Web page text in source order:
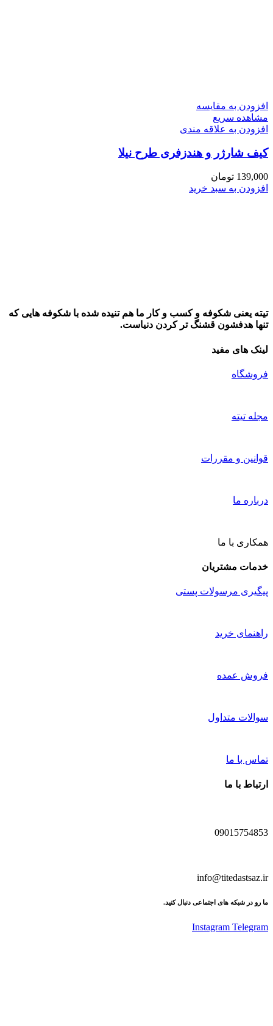
افزودن به مقایسه
مشاهده سریع
افزودن به علاقه مندی
کیف شارژر و هندزفری طرح نیلا
139,000 تومان
افزودن به سبد خرید
تیته یعنی شکوفه و کسب و کار ما هم تنیده شده با شکوفه هایی که
تنها هدفشون قشنگ تر کردن دنیاست.
لینک های مفید
فروشگاه
مجله تیته
قوانین و مقررات
درباره ما
همکاری با ما
خدمات مشتریان
پیگیری مرسولات پستی
راهنمای خرید
فروش عمده
سوالات متداول
تماس با ما
ارتباط با ما
09015754853
info@titedastsaz.ir
ما رو در شبکه های اجتماعی دنبال کنید.
Instagram Telegram